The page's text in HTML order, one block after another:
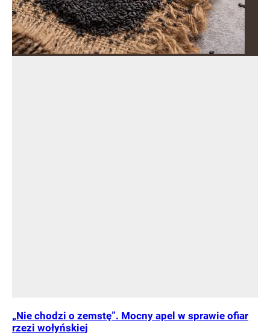
„Nie chodzi o zemstę”. Mocny apel w sprawie ofiar
rzezi wołyńskiej